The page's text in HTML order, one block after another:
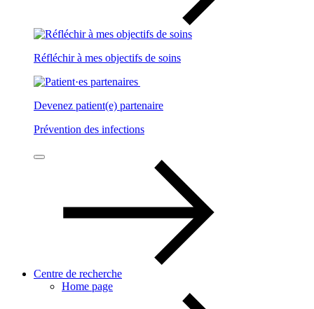
Réfléchir à mes objectifs de soins
Devenez patient(e) partenaire
Prévention des infections
Centre de recherche
Home page